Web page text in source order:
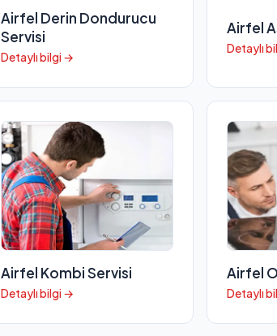
Airfel Derin Dondurucu
Servisi
Detaylı bilgi →
Airfel
Detaylı
Airfel Kombi Servisi
Detaylı bilgi →
Airfel
Detaylı